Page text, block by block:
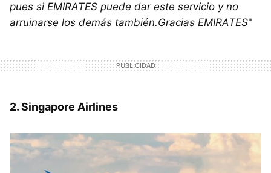
pues si EMIRATES puede dar este servicio y no
arruinarse los demás también.Gracias EMIRATES"
2. Singapore Airlines